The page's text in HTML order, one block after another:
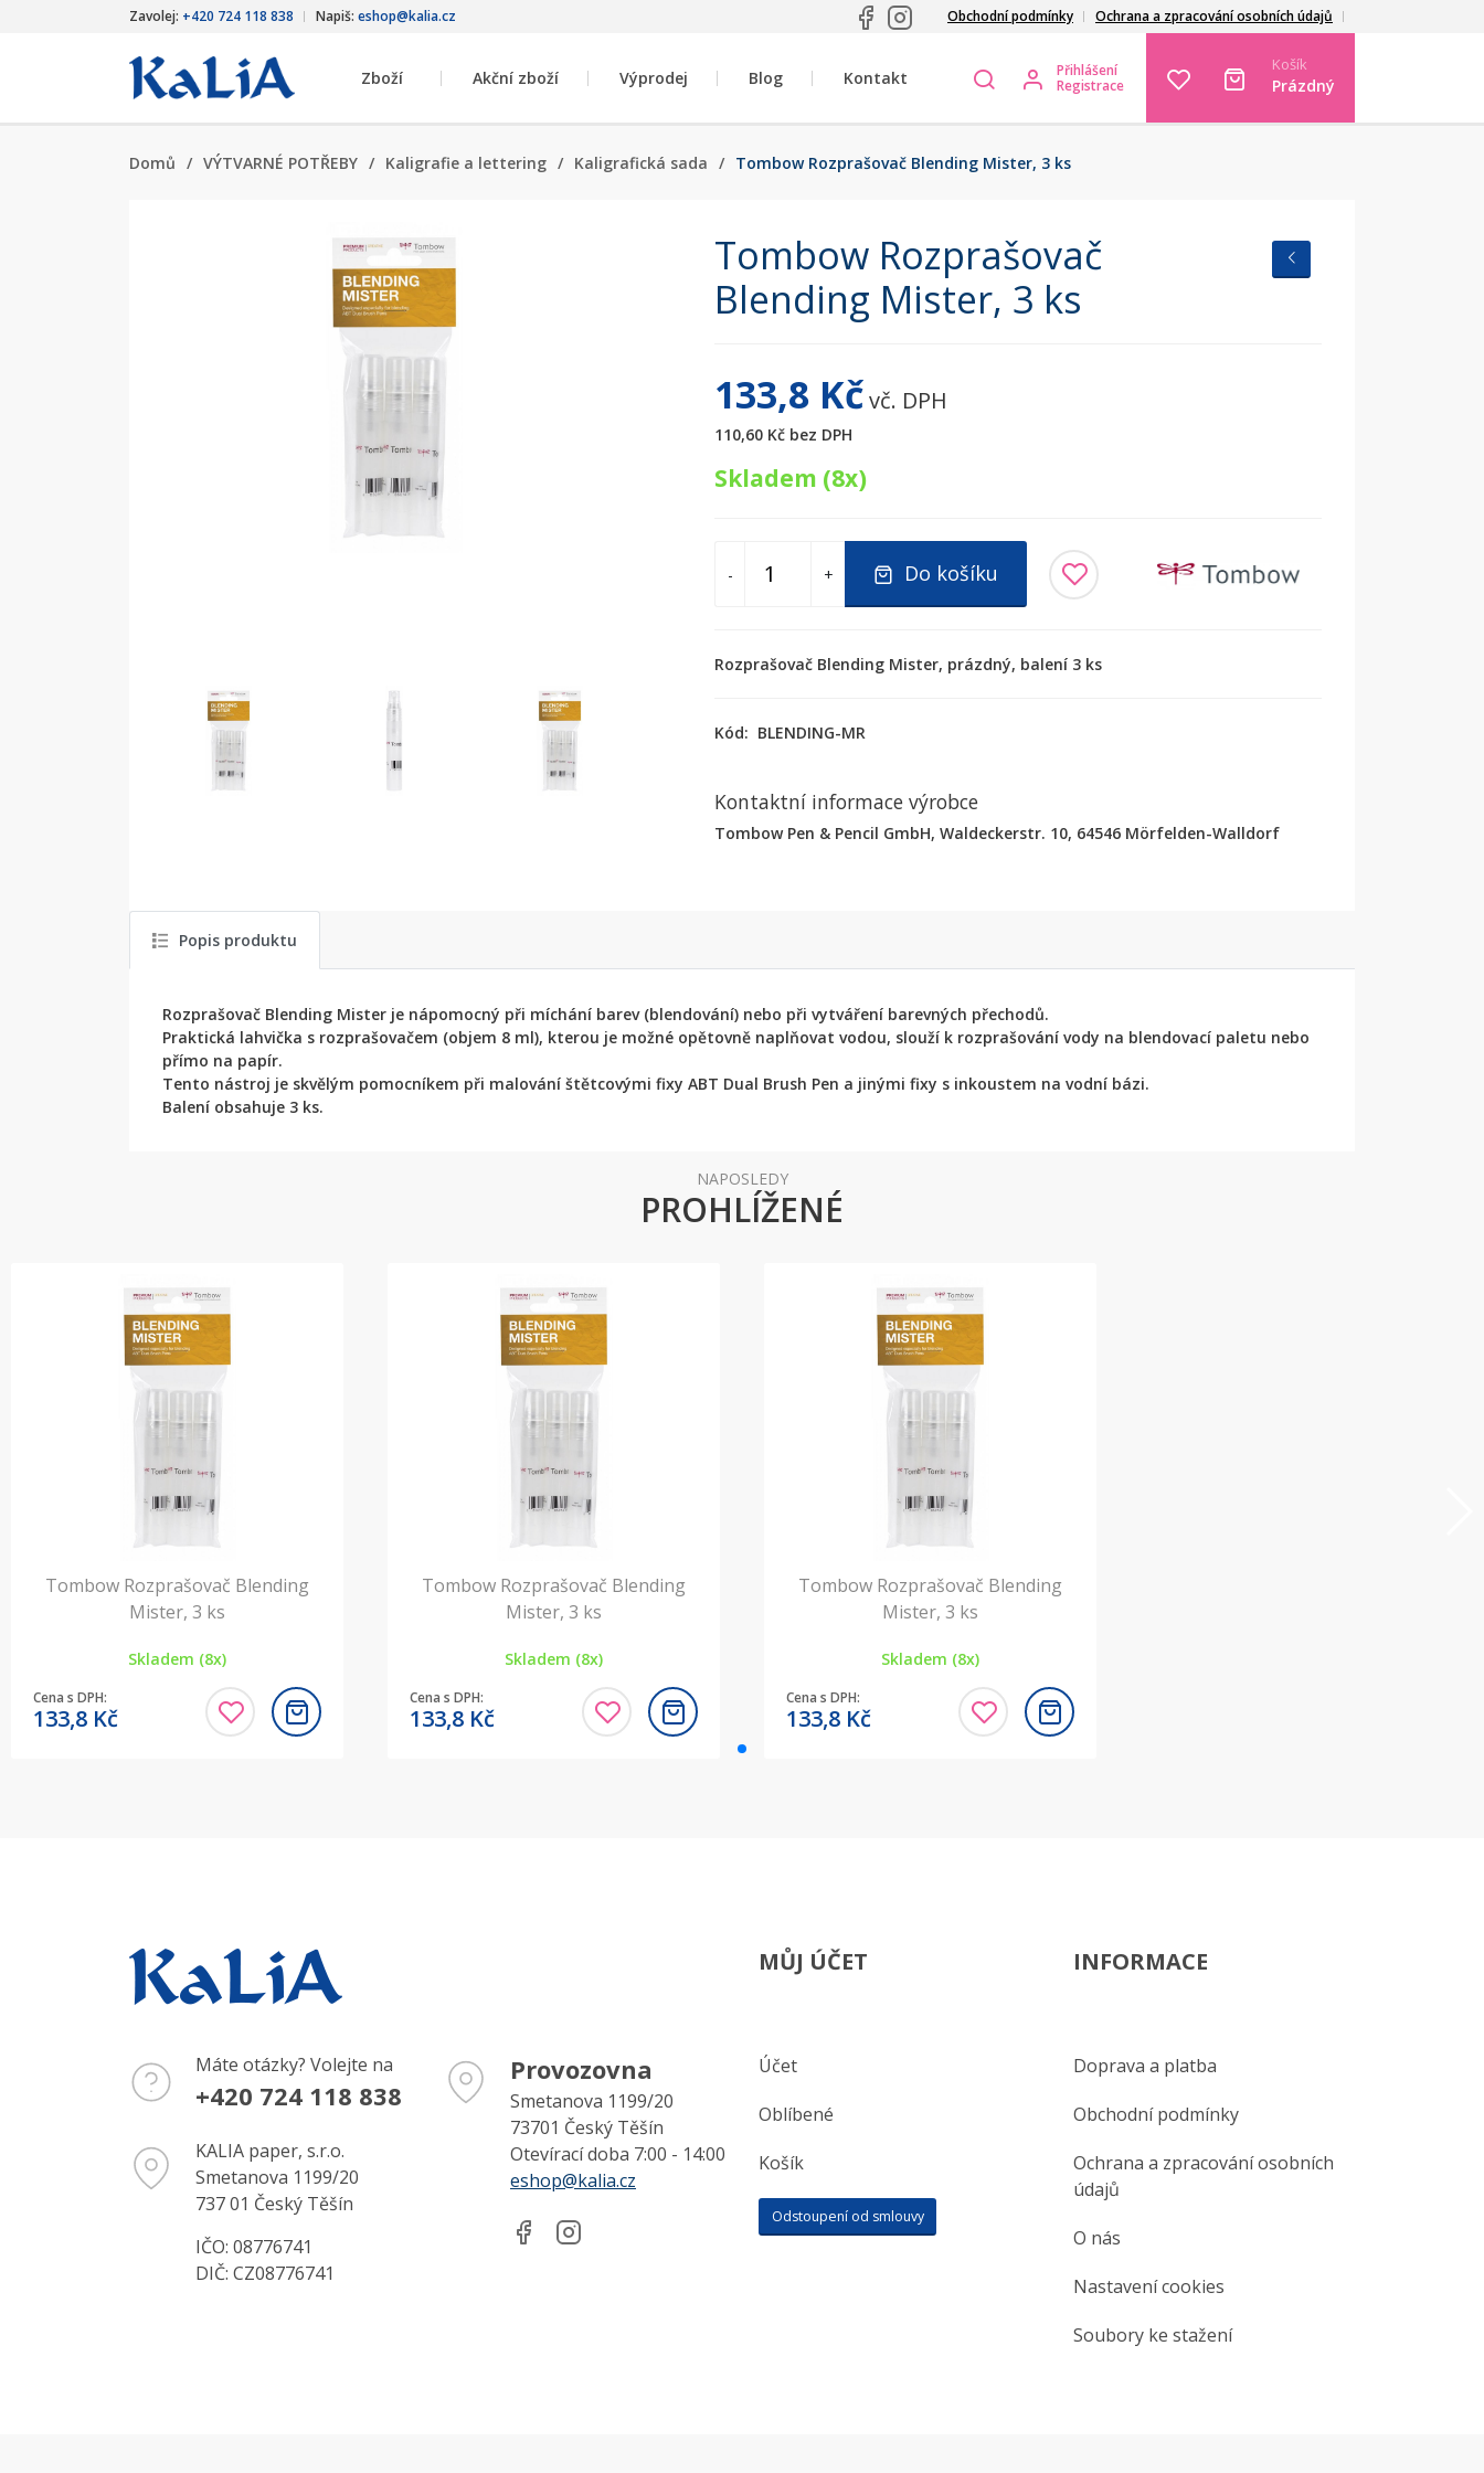
Zavolej: +420 724 118 838 Napiš: eshop@kalia.cz Obchodní podmínky Ochrana a zpracování osobních údajů
Zboží Akční zboží Výprodej Blog Kontakt
Přihlášení
Registrace
Košík
Prázdný
Domů / VÝTVARNÉ POTŘEBY / Kaligrafie a lettering / Kaligrafická sada / Tombow Rozprašovač Blending Mister, 3 ks
Tombow Rozprašovač
Blending Mister, 3 ks
133,8 Kčvč. DPH
110,60 Kč bez DPH
Skladem (8x)
- + Do košíku
Rozprašovač Blending Mister, prázdný, balení 3 ks
Kód: BLENDING-MR
Kontaktní informace výrobce
Tombow Pen & Pencil GmbH, Waldeckerstr. 10, 64546 Mörfelden-Walldorf
Popis produktu
Rozprašovač Blending Mister je nápomocný při míchání barev (blendování) nebo při vytváření barevných přechodů.
Praktická lahvička s rozprašovačem (objem 8 ml), kterou je možné opětovně naplňovat vodou, slouží k rozprašování vody na blendovací paletu nebo
přímo na papír.
Tento nástroj je skvělým pomocníkem při malování štětcovými fixy ABT Dual Brush Pen a jinými fixy s inkoustem na vodní bázi.
Balení obsahuje 3 ks.
NAPOSLEDY
PROHLÍŽENÉ
Tombow Rozprašovač Blending
Mister, 3 ks
Skladem (8x)
Cena s DPH:
133,8 Kč
Tombow Rozprašovač Blending
Mister, 3 ks
Skladem (8x)
Cena s DPH:
133,8 Kč
Tombow Rozprašovač Blending
Mister, 3 ks
Skladem (8x)
Cena s DPH:
133,8 Kč
Máte otázky? Volejte na
+420 724 118 838
KALIA paper, s.r.o.
Smetanova 1199/20
737 01 Český Těšín
IČO: 08776741
DIČ: CZ08776741
Provozovna
Smetanova 1199/20
73701 Český Těšín
Otevírací doba 7:00 - 14:00
eshop@kalia.cz
MŮJ ÚČET
Účet
Oblíbené
Košík
Odstoupení od smlouvy
INFORMACE
Doprava a platba
Obchodní podmínky
Ochrana a zpracování osobních
údajů
O nás
Nastavení cookies
Soubory ke stažení